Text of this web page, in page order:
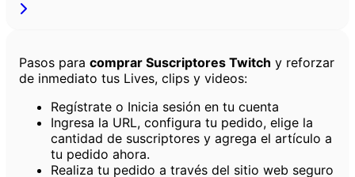
Pasos para comprar Suscriptores Twitch y reforzar
de inmediato tus Lives, clips y videos:
Regístrate o Inicia sesión en tu cuenta
Ingresa la URL, configura tu pedido, elige la
cantidad de suscriptores y agrega el artículo a
tu pedido ahora.
Realiza tu pedido a través del sitio web seguro